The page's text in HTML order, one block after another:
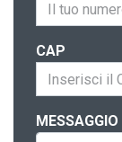
CAP
MESSAGGIO